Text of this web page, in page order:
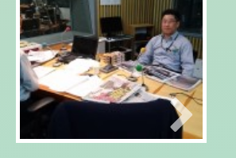
2016年03月28日
北海道新幹線１番列車レポー
ト！